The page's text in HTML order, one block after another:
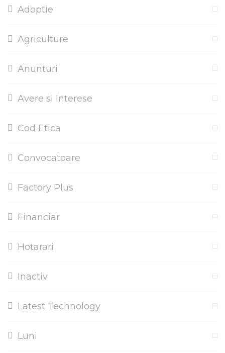
Adoptie
Agriculture
Anunturi
Avere si Interese
Cod Etica
Convocatoare
Factory Plus
Financiar
Hotarari
Inactiv
Latest Technology
Luni